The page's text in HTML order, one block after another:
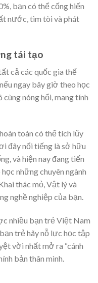
bạn có thể cống hiến
nước, tìm tòi và phát
tái tạo
cả các quốc gia thế
ngay bây giờ theo học
cùng nóng hổi, mang tính
toàn có thể tích lũy
đây nổi tiếng là sở hữu
và hiện nay đang tiến
những chuyên ngành
thác mỏ, Vật lý và
nghề nghiệp của bạn.
nhiều bạn trẻ Việt Nam
trẻ hãy nỗ lực học tập
vời nhất mở ra “cánh
bản thân mình.